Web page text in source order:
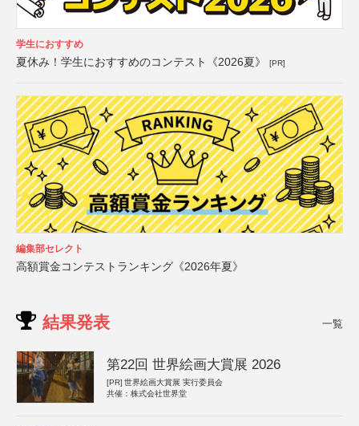
学生におすすめ
夏休み！学生におすすめのコンテスト《2026夏》 [PR]
編集部セレクト
高額賞金コンテストランキング《2026年夏》
結果発表 一覧
第22回 世界絵画大賞展 2026
[PR] 世界絵画大賞展 実行委員会
共催：株式会社世界堂